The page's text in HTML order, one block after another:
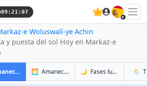
09:21:08 🇪🇸
e Woluswalí-ye Achin
y puesta del sol Hoy en Markaz-e
ye Achin
Amanecer y atardecer en Markaz-e Woluswalí-ye
🌅 Amanecer y atardecer mañana en
🌙 Fases lunares en
🌦️